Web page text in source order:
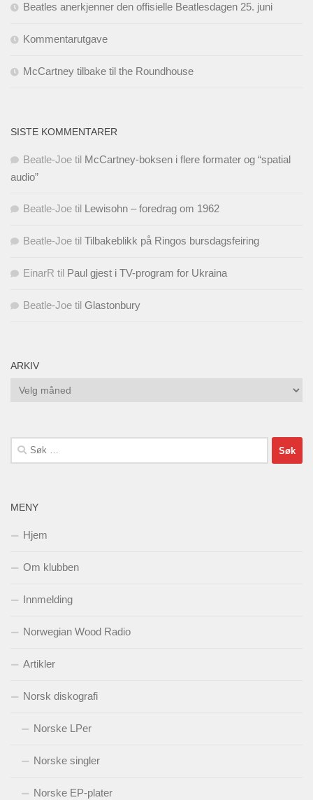
Beatles anerkjenner den offisielle Beatlesdagen 25. juni
Kommentarutgave
McCartney tilbake til the Roundhouse
SISTE KOMMENTARER
Beatle-Joe til McCartney-boksen i flere formater og “spatial
audio”
Beatle-Joe til Lewisohn – foredrag om 1962
Beatle-Joe til Tilbakeblikk på Ringos bursdagsfeiring
EinarR til Paul gjest i TV-program for Ukraina
Beatle-Joe til Glastonbury
ARKIV
Arkiv
Søk
etter:
MENY
Hjem
Om klubben
Innmelding
Norwegian Wood Radio
Artikler
Norsk diskografi
Norske LPer
Norske singler
Norske EP-plater